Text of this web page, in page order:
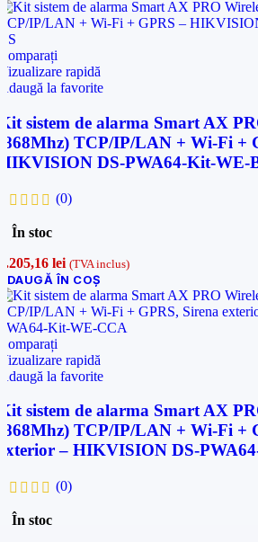
rapidă
la favorite
sistem de alarma Smart AX
TCP/IP/LAN + Wi-Fi +
DS-PWA64-Kit-WE-
(0)
În stoc
lei (TVA inclus)
ÎN COȘ
rapidă
la favorite
sistem de alarma Smart AX
TCP/IP/LAN + Wi-Fi +
– HIKVISION DS-
(0)
În stoc